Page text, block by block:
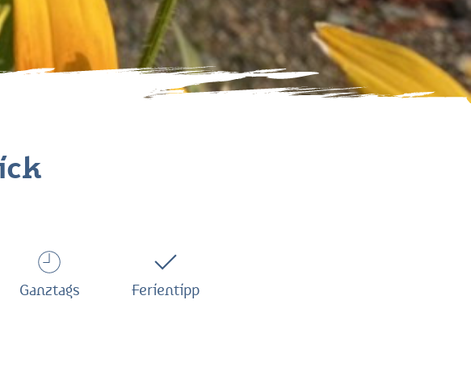
Ganztags Ferientipp